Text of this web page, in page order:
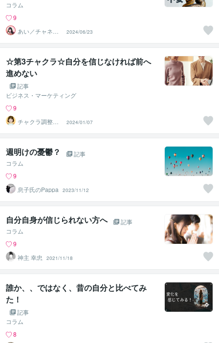
コラム
9
あい／チャネリ
ングアート✨夏S
ALE
2024/06/23
☆第3チャクラ☆自分を信じなければ前へ
進めない
記事
ビジネス・マーケティング
9
チャクラ調整ス
ペシャリストみ
のり
2024/01/07
週明けの憂鬱？
記事
コラム
9
息子氏のPappa
2023/11/12
自分自身が信じられない方へ
記事
コラム
9
神主 幸忠
2021/11/18
誰か、、ではなく、昔の自分と比べてみ
た！
記事
コラム
8